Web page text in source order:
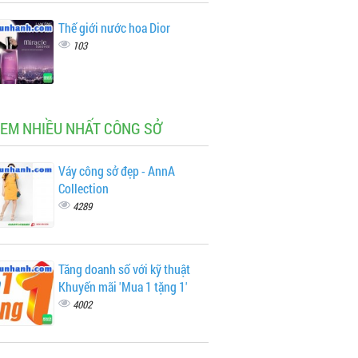
Thế giới nước hoa Dior
103
NHIỀU NHẤT CÔNG SỞ
Váy công sở đẹp - AnnA
Collection
4289
Tăng doanh số với kỹ thuật
Khuyến mãi 'Mua 1 tặng 1'
4002